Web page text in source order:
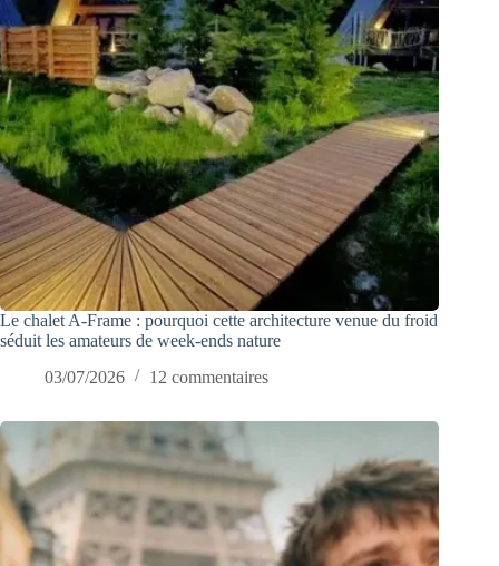
Le chalet A-Frame : pourquoi cette architecture venue du froid
séduit les amateurs de week-ends nature
03/07/2026
12 commentaires